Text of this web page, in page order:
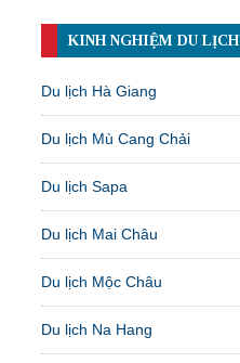
KINH NGHIỆM DU LỊCH
Du lịch Hà Giang
Du lịch Mù Cang Chải
Du lịch Sapa
Du lịch Mai Châu
Du lịch Mộc Châu
Du lịch Na Hang